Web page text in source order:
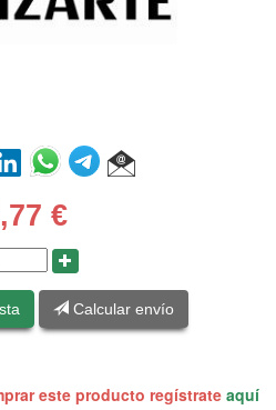
€
Calcular envío
este producto regístrate aquí